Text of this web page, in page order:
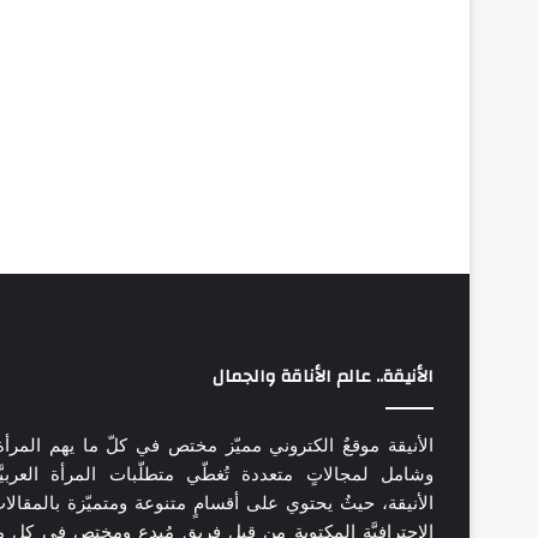
الأنيقة.. عالم الأناقة والجمال
الأنيقة موقعٌ الكتروني مميّز مختص في كلّ ما يهم
وشامل لمجالاتٍ متعددة تُغطّي متطلّبات المرأة
الأنيقة، حيثُ يحتوي على أقسامٍ متنوعة ومتميّزة
الاحترافيَّة المكتوبة من قِبل فريقٍ مُبدع ومختص في كل